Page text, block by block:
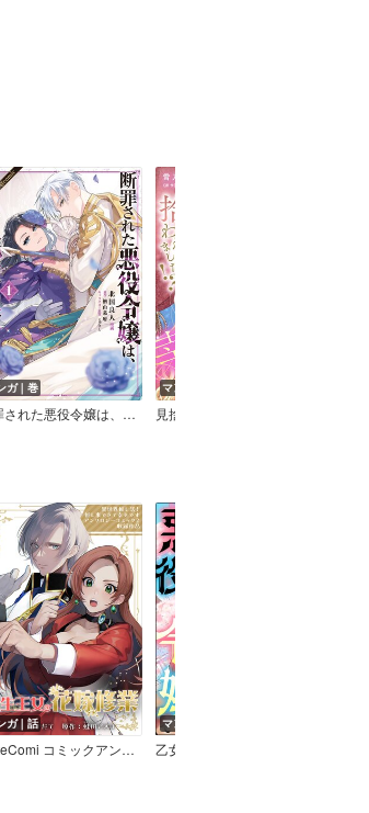
ガ｜巻
断罪された悪役令嬢は、逆行して完璧な悪女を目指す＠COMIC
マンガ｜話
ガ｜話
LatteComi コミックアンソロジー【異世界転生】（単話版）転生王女の花嫁修業
マンガ｜話